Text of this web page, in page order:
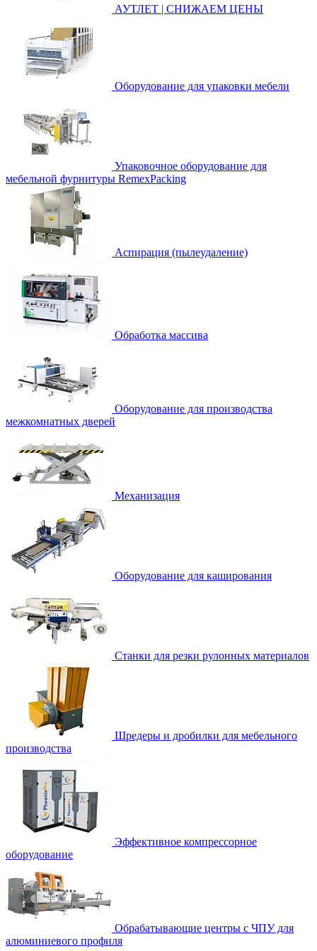
АУТЛЕТ | СНИЖАЕМ ЦЕНЫ
Оборудование для упаковки мебели
Упаковочное оборудование для
мебельной фурнитуры RemexPacking
Аспирация (пылеудаление)
Обработка массива
Оборудование для производства
межкомнатных дверей
Механизация
Оборудование для каширования
Станки для резки рулонных материалов
Шредеры и дробилки для мебельного
производства
Эффективное компрессорное
оборудование
Обрабатывающие центры с ЧПУ для
алюминиевого профиля